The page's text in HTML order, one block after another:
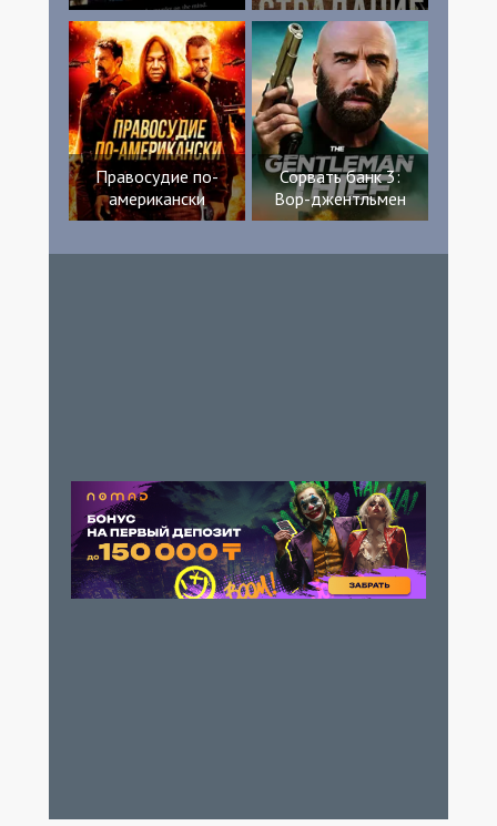
Правосудие по-
американски
Сорвать банк 3:
Вор-джентльмен